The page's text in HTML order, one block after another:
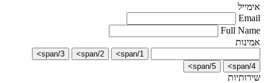
אימייל
Email
Full Name
אמינות
1/span>
2/span>
3/span>
4/span>
5/span>
שירותיות